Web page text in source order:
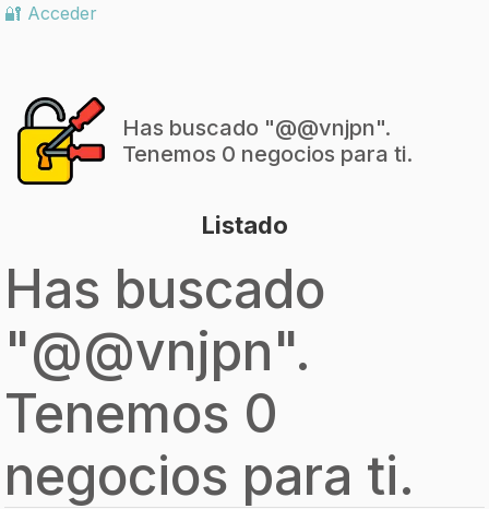
🔐 Acceder
Has buscado "@@vnjpn".
Tenemos 0 negocios para ti.
Listado
Has buscado
"@@vnjpn".
Tenemos 0
negocios para ti.